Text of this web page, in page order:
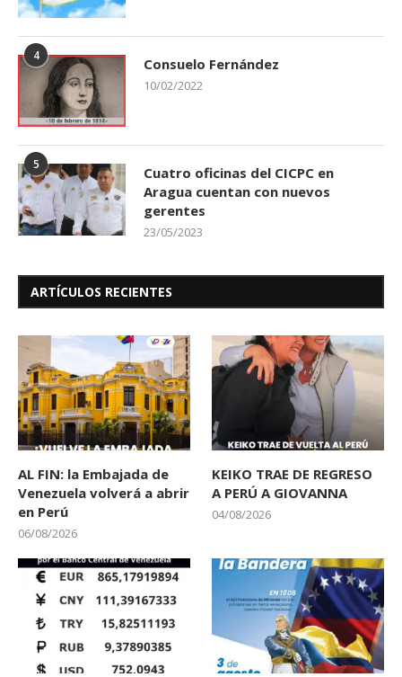
4 Consuelo Fernández
10/02/2022
5
Cuatro oficinas del CICPC en
Aragua cuentan con nuevos
gerentes
23/05/2023
ARTÍCULOS RECIENTES
AL FIN: la Embajada de
Venezuela volverá a abrir
en Perú
06/08/2026
KEIKO TRAE DE REGRESO
A PERÚ A GIOVANNA
04/08/2026